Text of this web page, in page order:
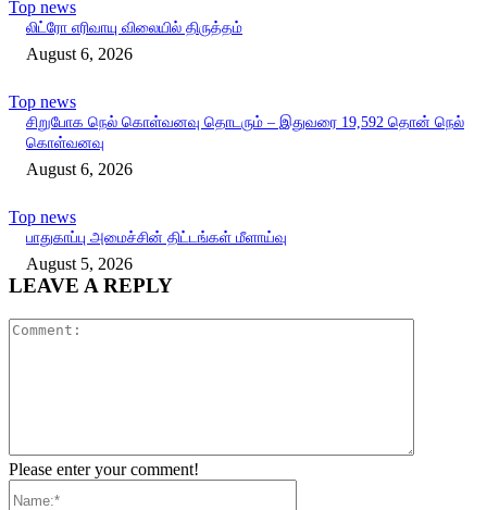
Top news
லிட்ரோ எரிவாயு விலையில் திருத்தம்
August 6, 2026
Top news
சிறுபோக நெல் கொள்வனவு தொடரும் – இதுவரை 19,592 தொன் நெல்
கொள்வனவு
August 6, 2026
Top news
பாதுகாப்பு அமைச்சின் திட்டங்கள் மீளாய்வு
August 5, 2026
LEAVE A REPLY
Please enter your comment!